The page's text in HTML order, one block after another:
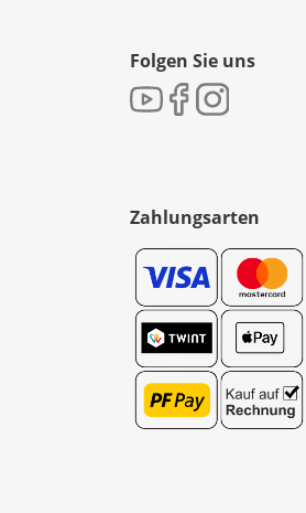
Folgen Sie uns
Zahlungsarten